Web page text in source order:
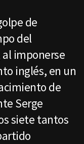
de
del
imponerse
inglés, en un
de
Serge
siete tantos